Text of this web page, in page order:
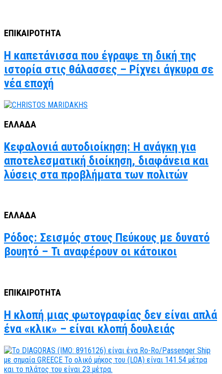
ΕΠΙΚΑΙΡΟΤΗΤΑ
Η καπετάνισσα που έγραψε τη δική της
ιστορία στις θάλασσες – Ρίχνει άγκυρα σε
νέα εποχή
ΕΛΛΑΔΑ
Κεφαλονιά αυτοδιοίκηση: Η ανάγκη για
αποτελεσματική διοίκηση, διαφάνεια και
λύσεις στα προβλήματα των πολιτών
ΕΛΛΑΔΑ
Ρόδος: Σεισμός στους Πεύκους με δυνατό
βουητό – Τι αναφέρουν οι κάτοικοι
ΕΠΙΚΑΙΡΟΤΗΤΑ
Η κλοπή μιας φωτογραφίας δεν είναι απλά
ένα «κλικ» – είναι κλοπή δουλειάς